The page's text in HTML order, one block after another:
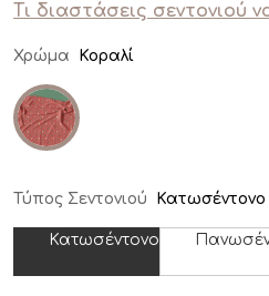
Τι διαστάσεις σεντονιού
Χρώμα Κοραλί
Τύπος Σεντονιού Κατωσέντονο
Κατωσέντονο